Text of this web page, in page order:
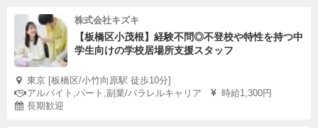
株式会社キズキ
【板橋区小茂根】経験不問◎不登校や特性を持つ中
学生向けの学校居場所支援スタッフ
東京 [板橋区/小竹向原駅 徒歩10分]
アルバイト,パート,副業/パラレルキャリア
時給1,300円
長期歓迎